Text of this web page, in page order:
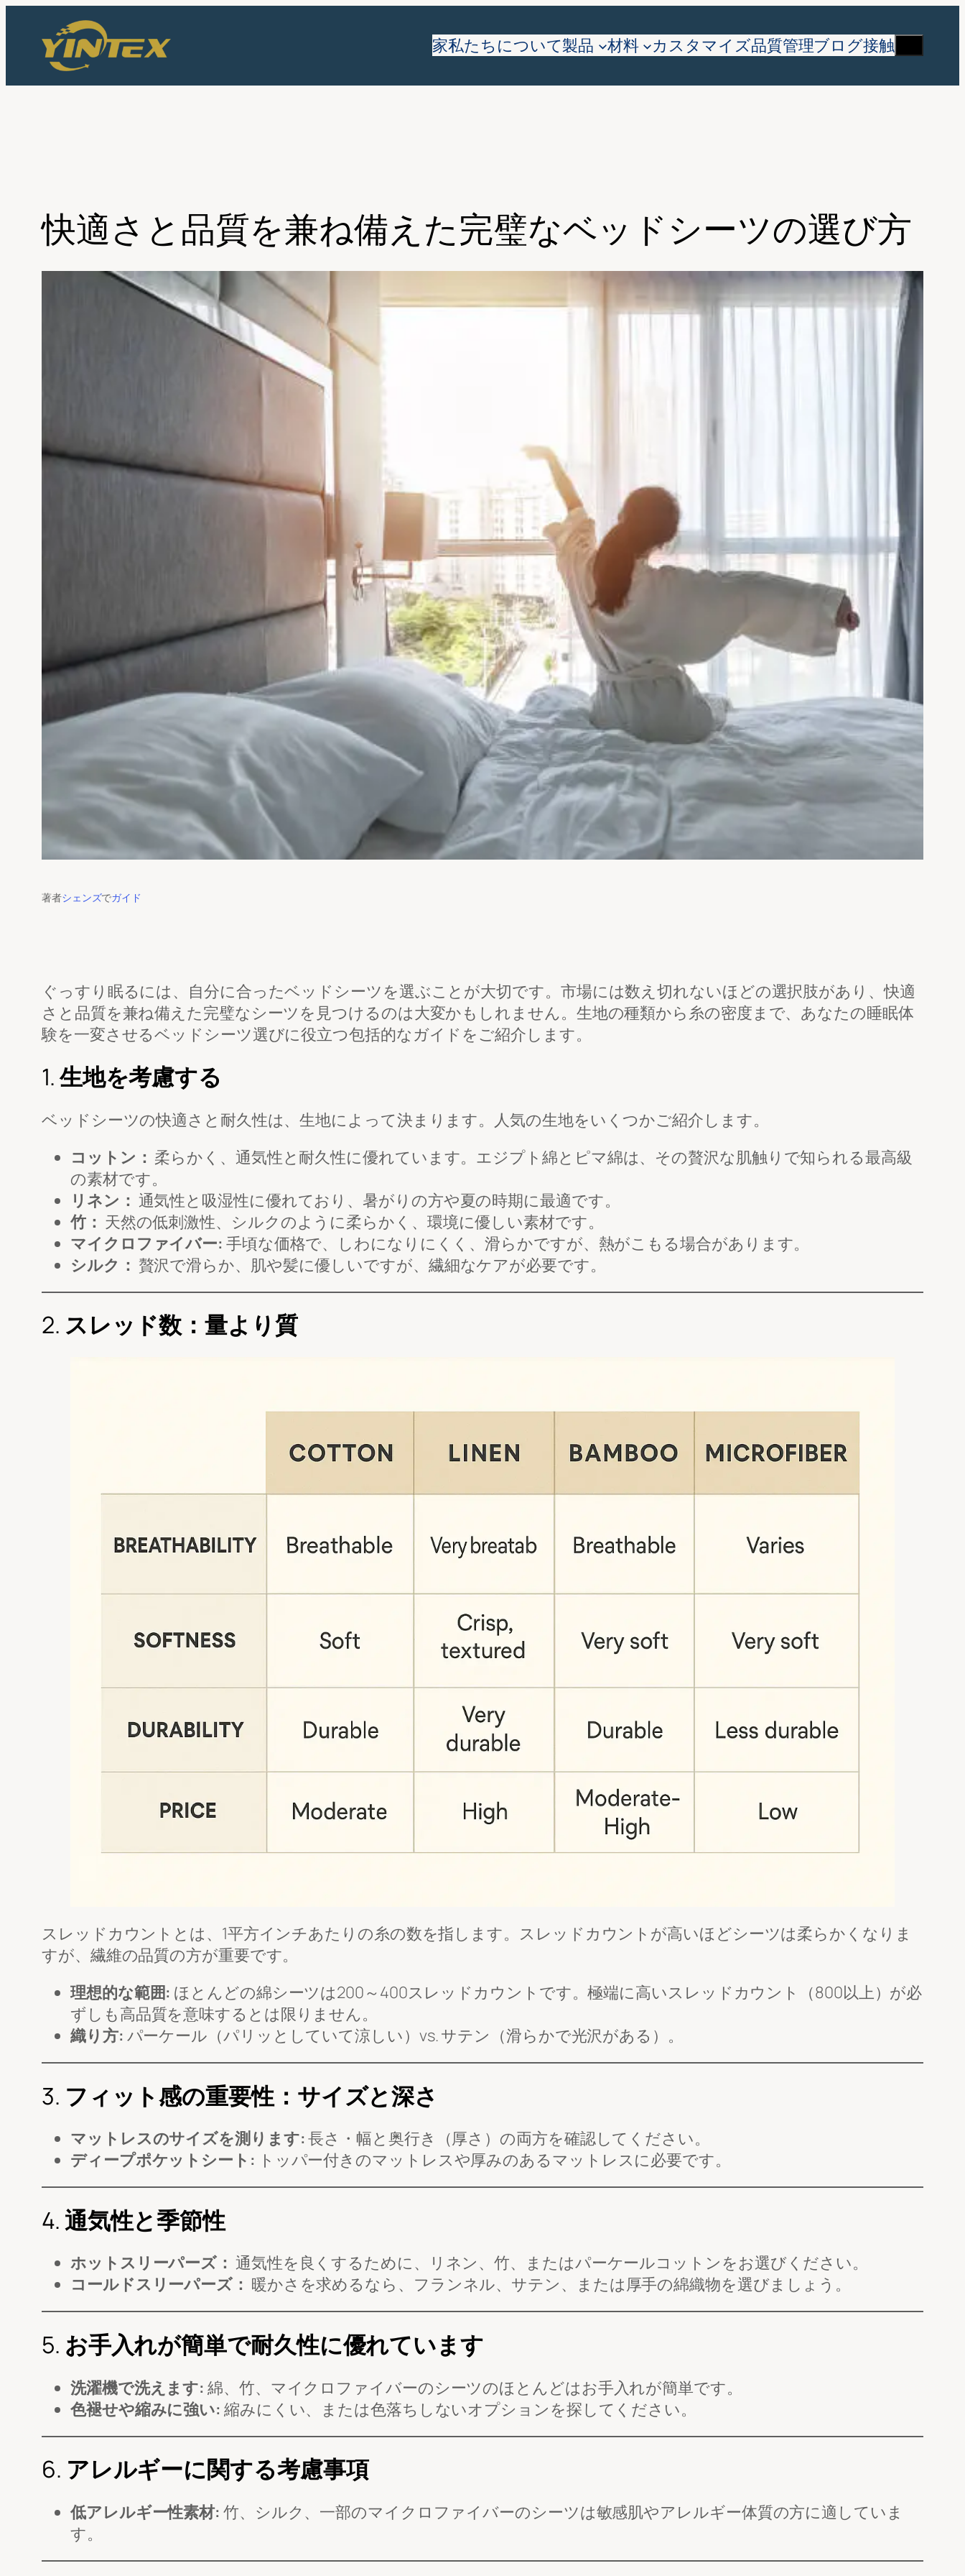
ス
家私たちについて製品 材料 カスタマイズ品質管理ブログ接触検
快適さと品質を兼ね備えた完璧なベッドシーツの選び方
著者シェンズでガイド
ぐっすり眠るには、自分に合ったベッドシーツを選ぶことが大切です。市場には数え切れないほどの選択肢があり、快適
さと品質を兼ね備えた完璧なシーツを見つけるのは大変かもしれません。生地の種類から糸の密度まで、あなたの睡眠体
験を一変させるベッドシーツ選びに役立つ包括的なガイドをご紹介します。
1.生地を考慮する
ベッドシーツの快適さと耐久性は、生地によって決まります。人気の生地をいくつかご紹介します。
コットン： 柔らかく、通気性と耐久性に優れています。エジプト綿とピマ綿は、その贅沢な肌触りで知られる最高級
の素材です。
リネン： 通気性と吸湿性に優れており、暑がりの方や夏の時期に最適です。
竹： 天然の低刺激性、シルクのように柔らかく、環境に優しい素材です。
マイクロファイバー: 手頃な価格で、しわになりにくく、滑らかですが、熱がこもる場合があります。
シルク： 贅沢で滑らか、肌や髪に優しいですが、繊細なケアが必要です。
2. スレッド数：量より質
スレッドカウントとは、1平方インチあたりの糸の数を指します。スレッドカウントが高いほどシーツは柔らかくなりま
すが、繊維の品質の方が重要です。
理想的な範囲: ほとんどの綿シーツは200～400スレッドカウントです。極端に高いスレッドカウント（800以上）が必
ずしも高品質を意味するとは限りません。
織り方: パーケール（パリッとしていて涼しい）vs. サテン（滑らかで光沢がある）。
3. フィット感の重要性：サイズと深さ
マットレスのサイズを測ります:長さ・幅と奥行き（厚さ）の両方を確認してください。
ディープポケットシート: トッパー付きのマットレスや厚みのあるマットレスに必要です。
4.通気性と季節性
ホットスリーパーズ： 通気性を良くするために、リネン、竹、またはパーケールコットンをお選びください。
コールドスリーパーズ： 暖かさを求めるなら、フランネル、サテン、または厚手の綿織物を選びましょう。
5. お手入れが簡単で耐久性に優れています
洗濯機で洗えます: 綿、竹、マイクロファイバーのシーツのほとんどはお手入れが簡単です。
色褪せや縮みに強い: 縮みにくい、または色落ちしないオプションを探してください。
6. アレルギーに関する考慮事項
低アレルギー性素材: 竹、シルク、一部のマイクロファイバーのシーツは敏感肌やアレルギー体質の方に適していま
す。